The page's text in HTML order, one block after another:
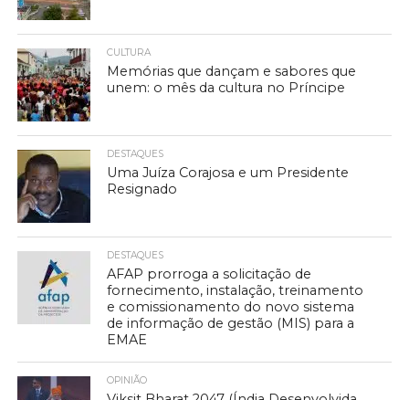
CULTURA
Memórias que dançam e sabores que
unem: o mês da cultura no Príncipe
DESTAQUES
Uma Juíza Corajosa e um Presidente
Resignado
DESTAQUES
AFAP prorroga a solicitação de
fornecimento, instalação, treinamento
e comissionamento do novo sistema
de informação de gestão (MIS) para a
EMAE
OPINIÃO